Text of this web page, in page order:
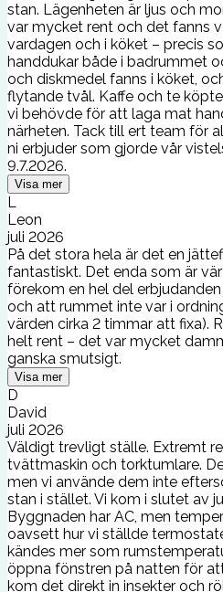
stan. Lägenheten är ljus och
var mycket rent och det fanns
vardagen och i köket – precis
handdukar både i badrummet
och diskmedel fanns i köket,
flytande tvål. Kaffe och te
vi behövde för att laga mat
närheten. Tack till ert team för
ni erbjuder som gjorde vår
9.7.2026.
Visa mer
L
Leon
juli 2026
På det stora hela är det en
fantastiskt. Det enda som är
förekom en hel del
och att rummet inte var i
värden cirka 2 timmar att fixa).
helt rent – det var mycket
ganska smutsigt.
Visa mer
D
David
juli 2026
Väldigt trevligt ställe. Extremt
tvättmaskin och torktumlare.
men vi använde dem inte
stan i stället. Vi kom i slutet av
Byggnaden har AC, men
oavsett hur vi ställde
kändes mer som
öppna fönstren på natten för
kom det direkt in insekter och